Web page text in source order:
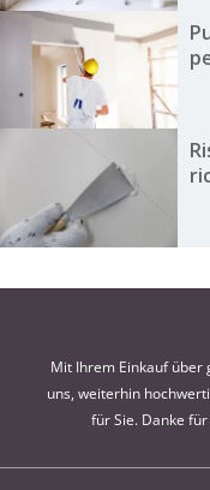
Mit Ihrem Einkauf über
uns, weiterhin
für Sie. Danke